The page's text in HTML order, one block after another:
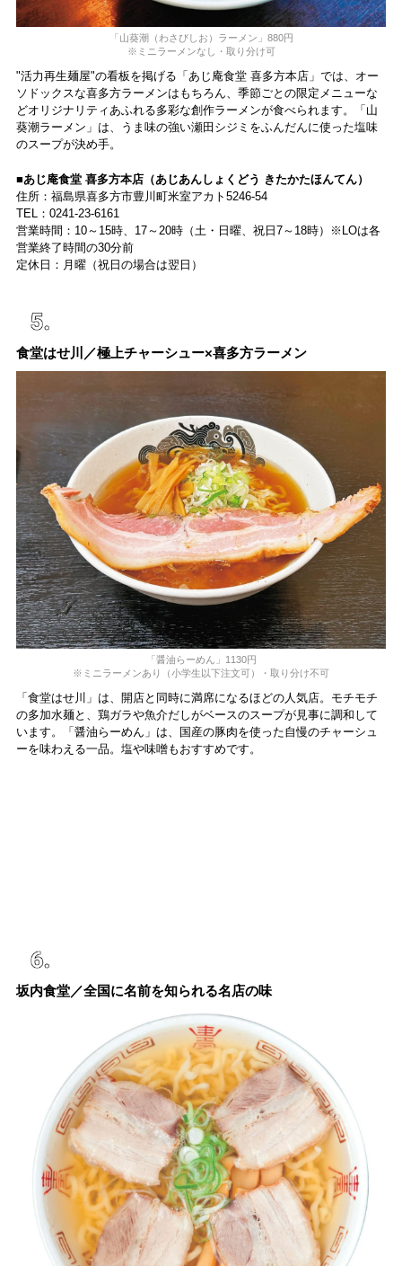
「山葵潮（わさびしお）ラーメン」880円
※ミニラーメンなし・取り分け可
"活力再生麺屋"の看板を掲げる「あじ庵食堂 喜多方本店」では、オー
ソドックスな喜多方ラーメンはもちろん、季節ごとの限定メニューな
どオリジナリティあふれる多彩な創作ラーメンが食べられます。「山
葵潮ラーメン」は、うま味の強い瀬田シジミをふんだんに使った塩味
のスープが決め手。
■あじ庵食堂 喜多方本店（あじあんしょくどう きたかたほんてん）
住所：福島県喜多方市豊川町米室アカト5246-54
TEL：0241-23-6161
営業時間：10～15時、17～20時（土・日曜、祝日7～18時）※LOは各
営業終了時間の30分前
定休日：月曜（祝日の場合は翌日）
食堂はせ川／極上チャーシュー×喜多方ラーメン
「醤油らーめん」1130円
※ミニラーメンあり（小学生以下注文可）・取り分け不可
「食堂はせ川」は、開店と同時に満席になるほどの人気店。モチモチ
の多加水麺と、鶏ガラや魚介だしがベースのスープが見事に調和して
います。「醤油らーめん」は、国産の豚肉を使った自慢のチャーシュ
ーを味わえる一品。塩や味噌もおすすめです。
坂内食堂／全国に名前を知られる名店の味